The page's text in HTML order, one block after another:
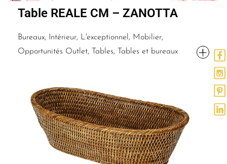
Table REALE CM – ZANOTTA
Bureaux, Intérieur, L'exceptionnel, Mobilier,
Opportunités Outlet, Tables, Tables et bureaux